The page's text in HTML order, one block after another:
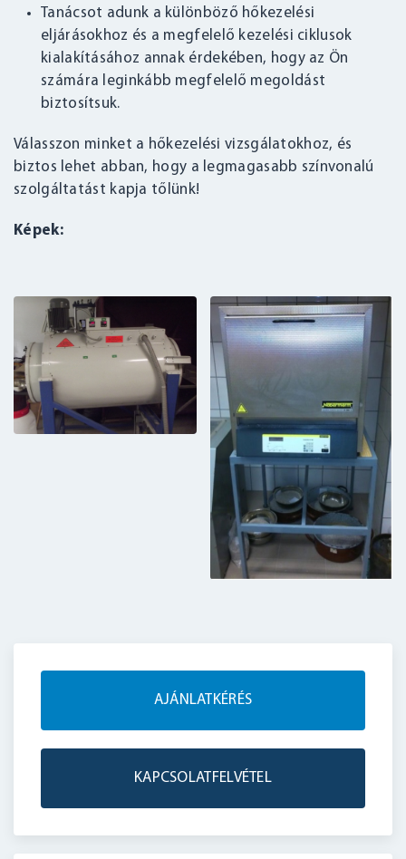
BELÉPÉS
Tanácsot adunk a különböző hőkezelési
eljárásokhoz és a megfelelő kezelési ciklusok
kialakításához annak érdekében, hogy az Ön
számára leginkább megfelelő megoldást
biztosítsuk.
Válasszon minket a hőkezelési vizsgálatokhoz, és
biztos lehet abban, hogy a legmagasabb színvonalú
szolgáltatást kapja tőlünk!
Képek:
AJÁNLATKÉRÉS
KAPCSOLATFELVÉTEL